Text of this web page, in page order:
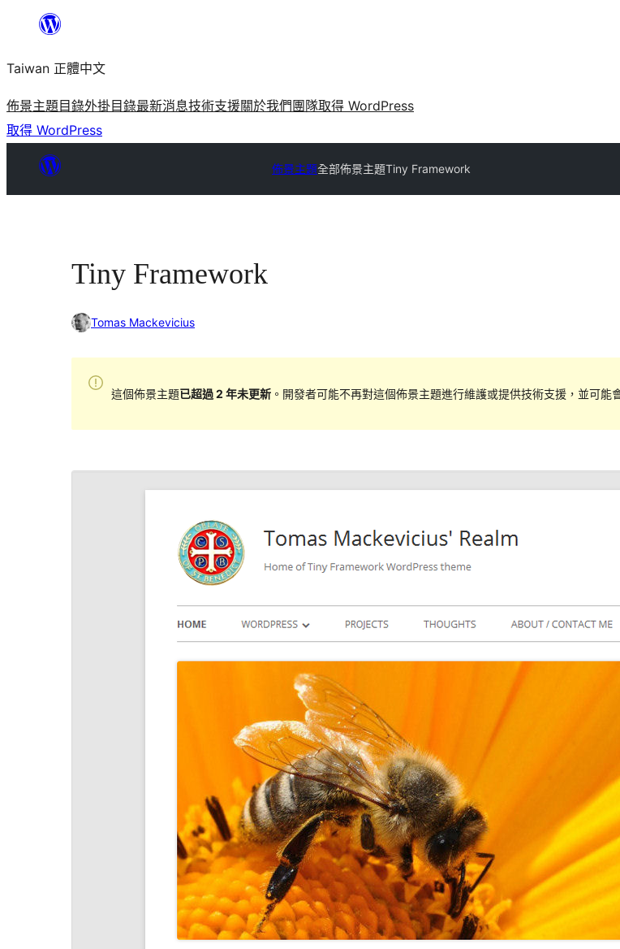
主
要
內
容
Taiwan 正體中文
佈景主題目錄外掛目錄最新消息技術支援關於我們 團隊取得 WordPress
取得 WordPress
佈景主題全部佈景主題Tiny Framework
Tiny Framework
Tomas Mackevicius
這個佈景主題已超過 2 年未更新。開發者可能不再對這個佈景主題進行維護或提供技術支援，並可能